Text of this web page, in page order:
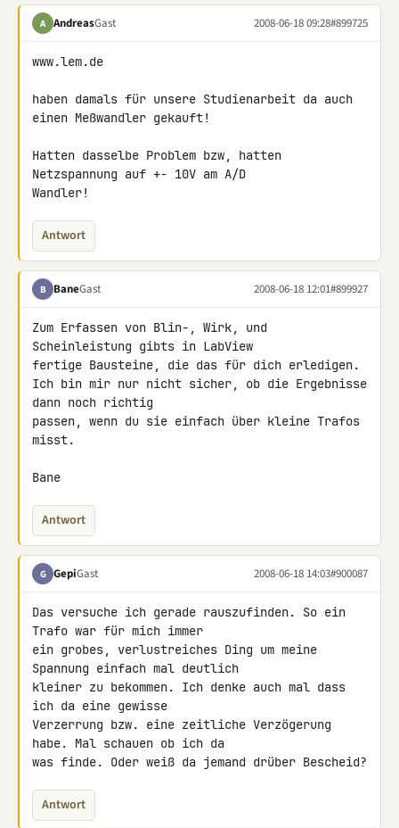
A AndreasGast 2008-06-18 09:28#899725
www.lem.de
haben damals für unsere Studienarbeit da auch
einen Meßwandler gekauft!
Hatten dasselbe Problem bzw, hatten
Netzspannung auf +- 10V am A/D
Wandler!
Antwort
B BaneGast 2008-06-18 12:01#899927
Zum Erfassen von Blin-, Wirk, und
Scheinleistung gibts in LabView
fertige Bausteine, die das für dich erledigen.
Ich bin mir nur nicht sicher, ob die Ergebnisse
dann noch richtig
passen, wenn du sie einfach über kleine Trafos
misst.
Bane
Antwort
G GepiGast 2008-06-18 14:03#900087
Das versuche ich gerade rauszufinden. So ein
Trafo war für mich immer
ein grobes, verlustreiches Ding um meine
Spannung einfach mal deutlich
kleiner zu bekommen. Ich denke auch mal dass
ich da eine gewisse
Verzerrung bzw. eine zeitliche Verzögerung
habe. Mal schauen ob ich da
was finde. Oder weiß da jemand drüber Bescheid?
Antwort